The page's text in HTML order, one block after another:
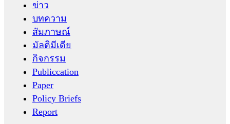
ข่าว
บทความ
สัมภาษณ์
มัลติมีเดีย
กิจกรรม
Publiccation
Paper
Policy Briefs
Report